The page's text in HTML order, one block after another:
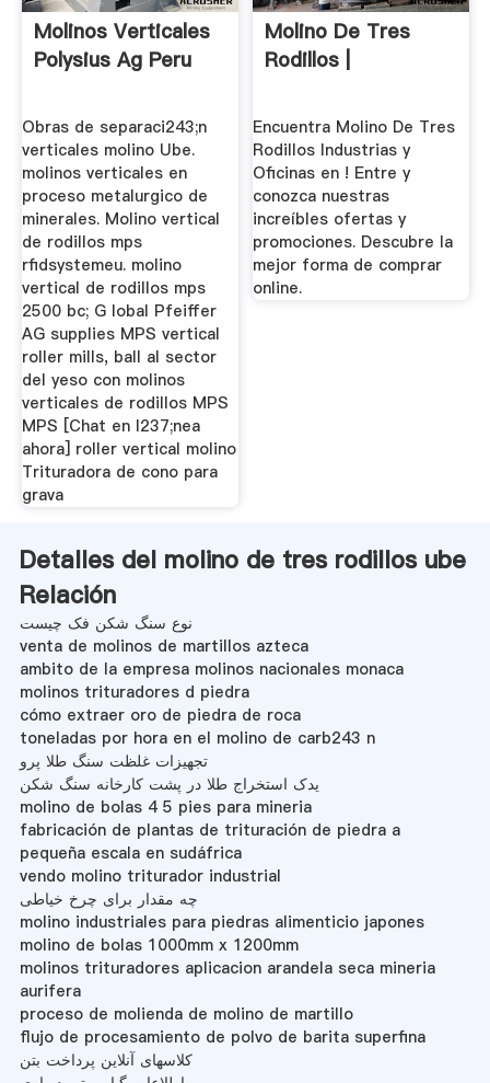
Molinos Verticales
Polysius Ag Peru
Obras de separaci243;n
verticales molino Ube.
molinos verticales en
proceso metalurgico de
minerales. Molino vertical
de rodillos mps
rfidsystemeu. molino
vertical de rodillos mps
2500 bc; G lobal Pfeiffer
AG supplies MPS vertical
roller mills, ball al sector
del yeso con molinos
verticales de rodillos MPS
MPS [Chat en l237;nea
ahora] roller vertical molino
Trituradora de cono para
grava
Molino De Tres
Rodillos |
Encuentra Molino De Tres
Rodillos Industrias y
Oficinas en ! Entre y
conozca nuestras
increíbles ofertas y
promociones. Descubre la
mejor forma de comprar
online.
Detalles del molino de tres rodillos ube
Relación
نوع سنگ شکن فک چیست
venta de molinos de martillos azteca
ambito de la empresa molinos nacionales monaca
molinos trituradores d piedra
cómo extraer oro de piedra de roca
toneladas por hora en el molino de carb243 n
تجهیزات غلظت سنگ طلا پرو
یدک استخراج طلا در پشت کارخانه سنگ شکن
molino de bolas 4 5 pies para mineria
fabricación de plantas de trituración de piedra a
pequeña escala en sudáfrica
vendo molino triturador industrial
چه مقدار برای چرخ خیاطی
molino industriales para piedras alimenticio japones
molino de bolas 1000mm x 1200mm
molinos trituradores aplicacion arandela seca mineria
aurifera
proceso de molienda de molino de martillo
flujo de procesamiento de polvo de barita superfina
کلاسهای آنلاین پرداخت بتن